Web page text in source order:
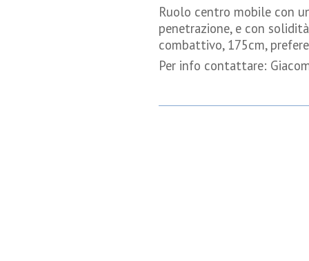
Ruolo centro mobile con
penetrazione, e con
combattivo, 175cm,
Per info contattare: